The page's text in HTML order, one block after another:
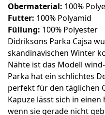
Obermaterial: 100%
Futter: 100% Polyamid
Füllung: 100% Polyester
Didriksons Parka Cajsa
skandinavischen Winter
Nähte ist das Modell
Parka hat ein schlichtes
perfekt für den täglichen
Kapuze lässt sich in
wenn sie gerade nicht